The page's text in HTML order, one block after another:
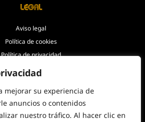
mejorar su experiencia de
anuncios o contenidos
nuestro tráfico. Al hacer clic en
Legal
Aviso legal
Política de cookies
Política de privacidad
Accesibilidad
los